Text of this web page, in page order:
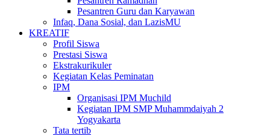
Pesantren Guru dan Karyawan
Infaq, Dana Sosial, dan LazisMU
KREATIF
Profil Siswa
Prestasi Siswa
Ekstrakurikuler
Kegiatan Kelas Peminatan
IPM
Organisasi IPM Muchild
Kegiatan IPM SMP Muhammdaiyah 2
Yogyakarta
Tata tertib